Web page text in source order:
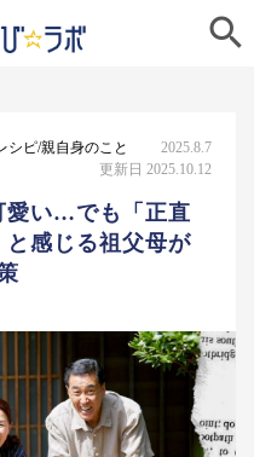

シピ/親自身のこと
2025.8.7
更新日 2025.10.12
愛い…でも「正直
と感じる祖父母が